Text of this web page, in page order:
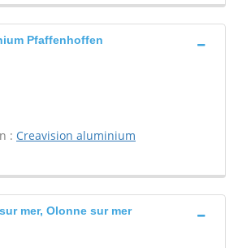
Pfaffenhoffen
: Creavision aluminium
mer, Olonne sur mer